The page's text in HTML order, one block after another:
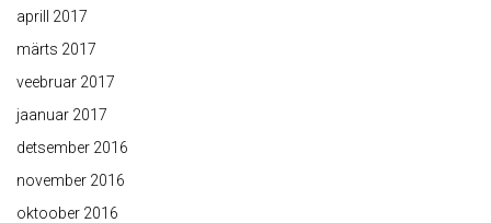
aprill 2017
märts 2017
veebruar 2017
jaanuar 2017
detsember 2016
november 2016
oktoober 2016